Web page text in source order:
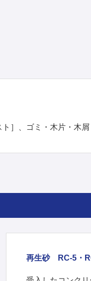
］、ゴミ・木片・木
再生砂 RC-5・